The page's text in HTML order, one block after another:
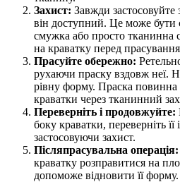
Захист: Завжди
він доступний. Це може бути
смужка або просто тканинна
на краватку перед
Прасуйте обережно:
рухаючи праску вздовж неї.
рівну форму. Праска
краватки через тканинний
Переверніть і продовжуйте:
боку краватки, переверніть
застосовуючи захист.
Післяпрасувальна операція:
краватку розправитися на
допоможе відновити її форму.